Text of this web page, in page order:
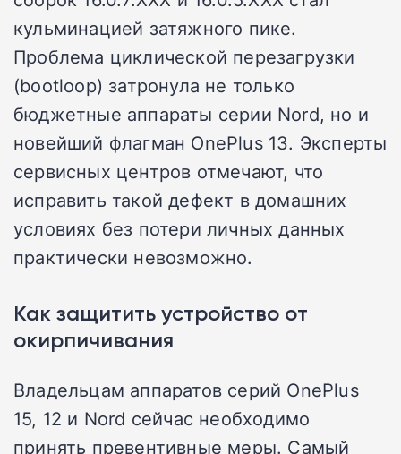
кульминацией затяжного пике.
Проблема циклической перезагрузки
(bootloop) затронула не только
бюджетные аппараты серии Nord, но и
новейший флагман OnePlus 13. Эксперты
сервисных центров отмечают, что
исправить такой дефект в домашних
условиях без потери личных данных
практически невозможно.
Как защитить устройство от
окирпичивания
Владельцам аппаратов серий OnePlus
15, 12 и Nord сейчас необходимо
принять превентивные меры. Самый